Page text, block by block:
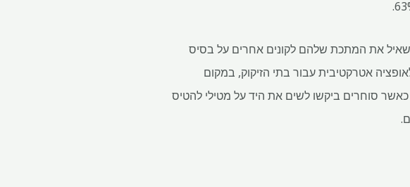
את המתכת שלהם לקונים אחרים על בסיס
אטרקטיבית עבור בתי הזיקוק, במקום
כאשר סוחרים ביקשו לשים את היד על מטילי להטיס